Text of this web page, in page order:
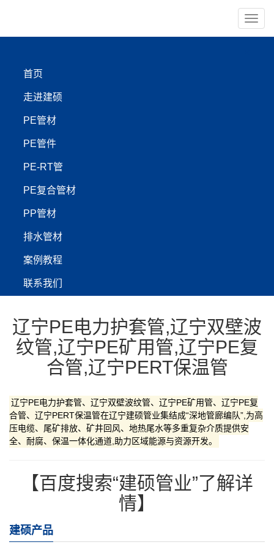
导
首页
走进建硕
PE管材
PE管件
PE-RT管
PE复合管材
PP管材
排水管材
案例教程
联系我们
PE-RT管
【管材服务:400-999-4440】
辽宁建硕PE电力护套管|双
壁波纹管|PE矿用管|PE复
合管|PERT保温管深地空
间
辽宁PE电力护套管,辽宁双壁波
纹管,辽宁PE矿用管,辽宁PE复
合管,辽宁PERT保温管
辽宁PE电力护套管、辽宁双壁波纹管、辽宁PE矿用管、辽宁PE复
合管、辽宁PERT保温管在辽宁建硕管业集结成“深地管廊编队”,为高
压电缆、尾矿排放、矿井回风、地热尾水等多重复杂介质提供安
全、耐腐、保温一体化通道,助力区域能源与资源开发。
【百度搜索“建硕管业”了解详
情】
建硕产品